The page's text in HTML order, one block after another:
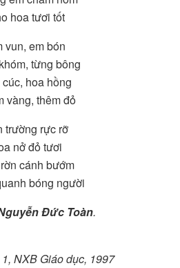
hoa tươi tốt
vun, em bón
từng bông
hoa hồng
vàng, thêm đỏ
trường rực rỡ
nở đỏ tươi
cánh bướm
bóng người
Đức Toàn.
NXB Giáo dục, 1997